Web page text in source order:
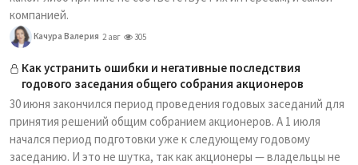
компанией.
Качура Валерия 2 авг 305
Как устранить ошибки и негативные последствия
годового заседания общего собрания акционеров
30 июня закончился период проведения годовых заседаний для
принятия решений общим собранием акционеров. А 1 июля
начался период подготовки уже к следующему годовому
заседанию. И это не шутка, так как акционеры — владельцы не